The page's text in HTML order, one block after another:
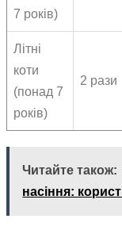
7 років)
Літні
коти
(понад 7
років)
2 рази
Читайте також:
насіння: